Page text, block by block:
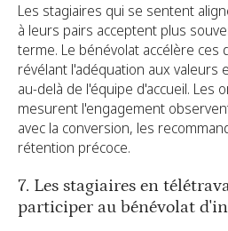
Les stagiaires qui se sentent
à leurs pairs acceptent plus
terme. Le bénévolat accélère ces
révélant l'adéquation aux valeurs
au-delà de l'équipe d'accueil. Les
mesurent l'engagement
avec la conversion, les
rétention précoce.
7. Les stagiaires en
participer au bénévolat